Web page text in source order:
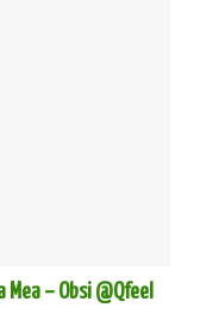
Mea – Obsi @Qfeel